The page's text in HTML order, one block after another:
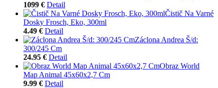
1099 € Detail
Čistič Na Varné
Dosky Frosch, Eko, 300ml
4.49 € Detail
Záclona Andrea Š/d:
300/245 Cm
24.95 € Detail
Obraz World
Map Animal 45x60x2,7 Cm
9.99 € Detail